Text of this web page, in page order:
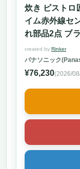
炊き ビストロ
イム赤外線セ
れ部品2点 ブ
created by Rinker
パナソニック
¥76,230(2026/